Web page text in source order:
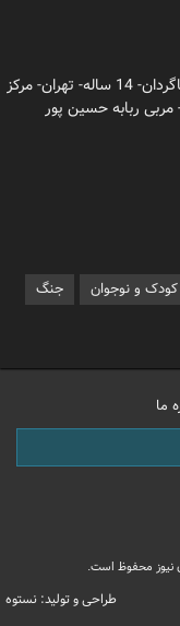
و نوجوان
جنگ
ما
نیوز محفوظ است.
طراحی و تولید: نستوه